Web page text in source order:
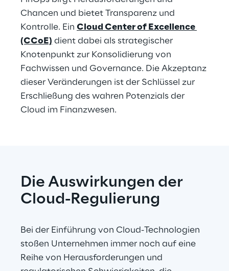
Chancen und bietet Transparenz und
Kontrolle. Ein Cloud Center of Excellence
(CCoE) dient dabei als strategischer
Knotenpunkt zur Konsolidierung von
Fachwissen und Governance. Die Akzeptanz
dieser Veränderungen ist der Schlüssel zur
Erschließung des wahren Potenzials der
Cloud im Finanzwesen.
Die Auswirkungen der
Cloud-Regulierung
Bei der Einführung von Cloud-Technologien
stoßen Unternehmen immer noch auf eine
Reihe von Herausforderungen und